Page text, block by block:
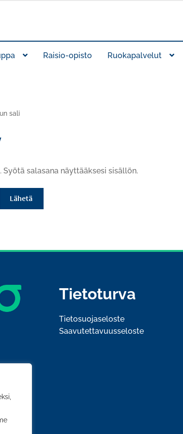
Raisio-opisto Ruokapalvelut
sali
salasana näyttääksesi sisällön.
Tietoturva
Tietosuojaseloste
Saavutettavuusseloste